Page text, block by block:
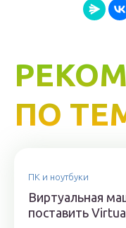
ПО
ПК и ноутбуки
Виртуальная
поставить